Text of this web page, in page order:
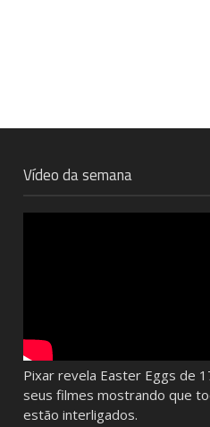
Vídeo da semana
Pixar revela Easter Eggs de
seus filmes mostrando que
estão interligados.